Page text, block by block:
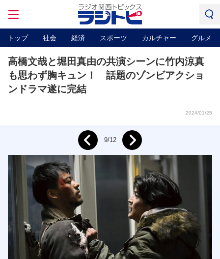
トップ 社会 経済 スポーツ カルチャー グルメ
高橋文哉と堀田真由の共演シーンに竹内涼真
も思わず胸キュン！ 話題のゾンビアクショ
ンドラマ遂に完結
2024/01/25
9/12